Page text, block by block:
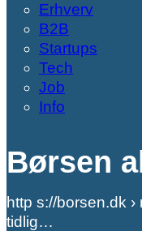
Erhverv
B2B
Startups
Tech
Job
Info
Børsen
http s://borsen.dk
tidlig…